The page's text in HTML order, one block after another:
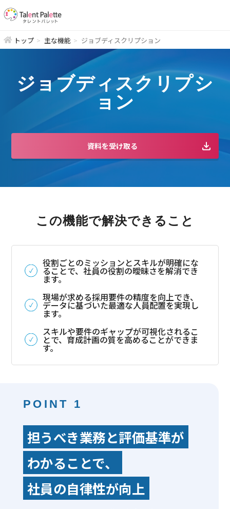
トップ 主な機能 ジョブディスクリプション
ジョブディスクリプシ
ョン
資料を受け取る
この機能で解決できること
役割ごとのミッションとスキルが明確にな
ることで、社員の役割の曖昧さを解消でき
ます。
現場が求める採用要件の精度を向上でき、
データに基づいた最適な人員配置を実現し
ます。
スキルや要件のギャップが可視化されるこ
とで、育成計画の質を高めることができま
す。
POINT 1
担うべき業務と評価基準が
わかることで、
社員の自律性が向上